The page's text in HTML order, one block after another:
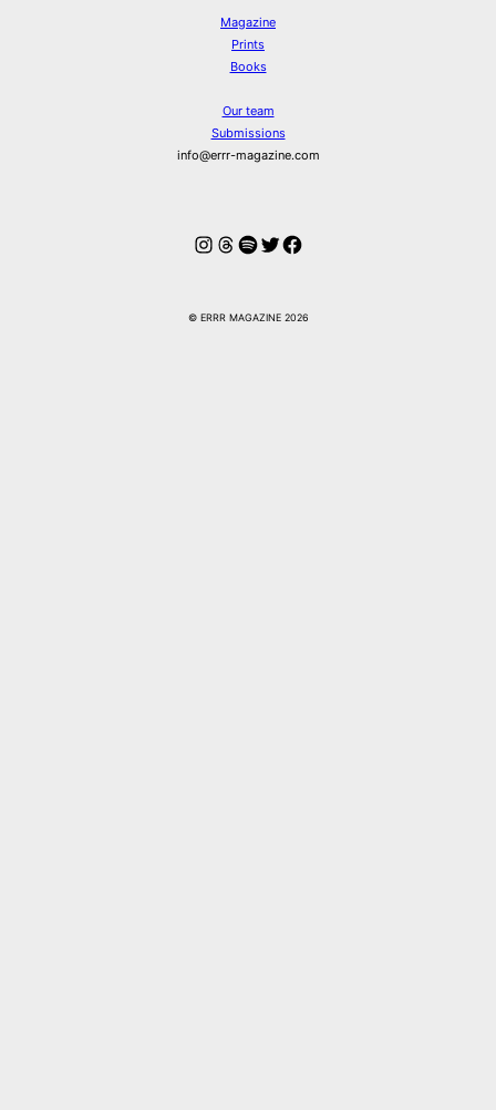
Magazine
Prints
Books
Our team
Submissions
info@errr-magazine.com
Instagram
Threads
Spotify
Twitter
Facebook
© ERRR MAGAZINE 2026